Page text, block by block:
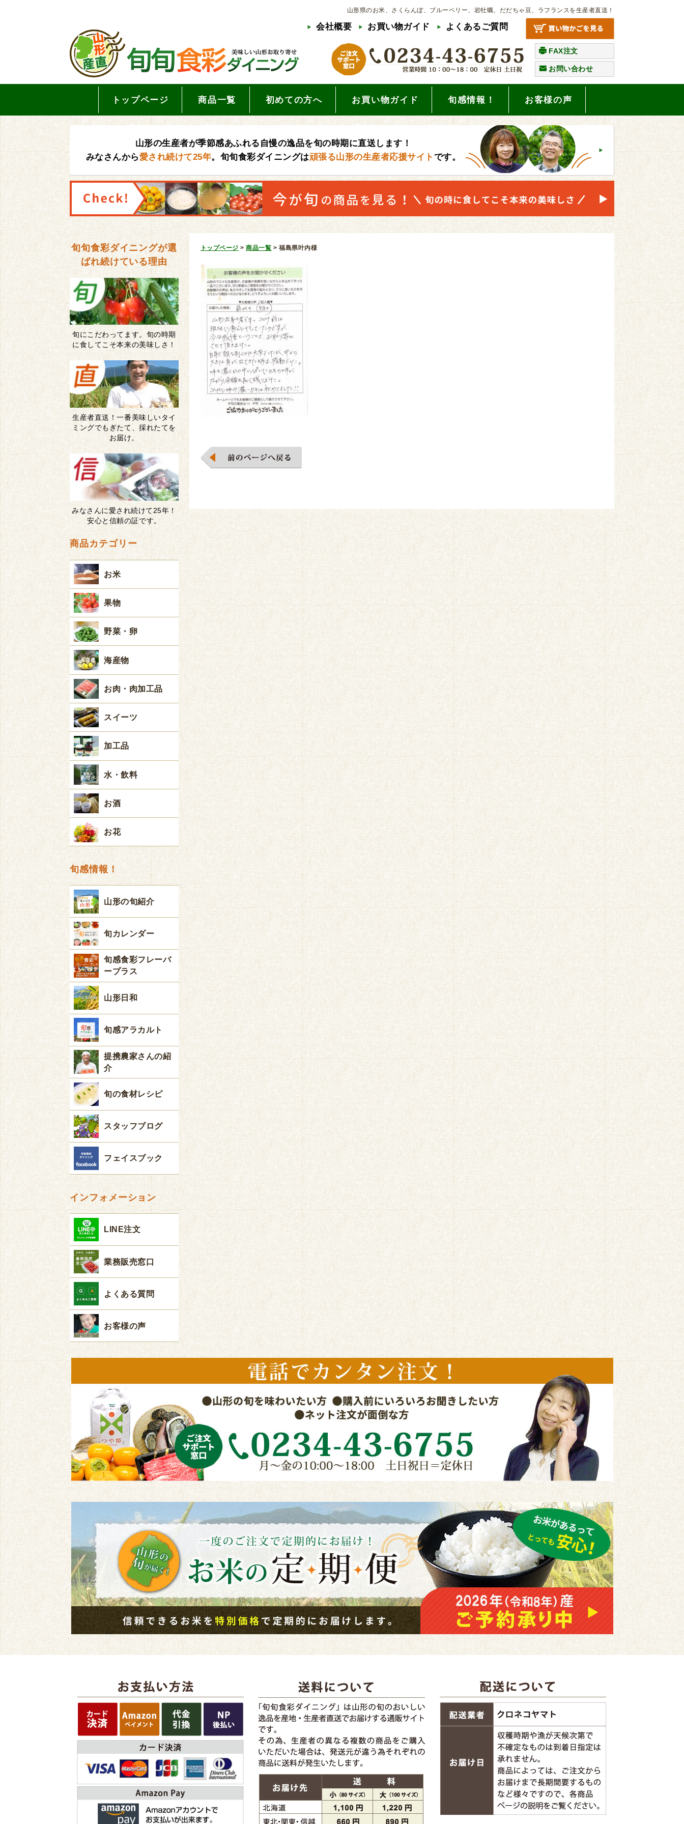
山形県のお米、さくらんぼ、ブルーベリー、岩牡蠣、だだちゃ豆、ラフランスを生産者直送！
会社概要 お買い物ガイド よくあるご質問
FAX注文
お問い合わせ
トップページ 商品一覧 初めての方へ お買い物ガイド 旬感情報！ お客様の声
山形の生産者が季節感あふれる自慢の逸品を旬の時期に直送します！
みなさんから愛され続けて25年。旬旬食彩ダイニングは頑張る山形の生産者応援サイト です。
トップページ >商品一覧 > 福島県叶内様
旬旬食彩ダイニングが選
ばれ続けている理由
旬にこだわってます。旬の時期
に食してこそ本来の美味しさ！
生産者直送！一番美味しいタイ
ミングでもぎたて、採れたてを
お届け。
みなさんに愛され続けて25年！
安心と信頼の証です。
商品カテゴリー
お米
果物
野菜・卵
海産物
お肉・肉加工品
スイーツ
加工品
水・飲料
お酒
お花
旬感情報！
山形の旬紹介
旬カレンダー
旬感食彩フレーバ
ープラス
山形日和
旬感アラカルト
提携農家さんの紹
介
旬の食材レシピ
スタッフブログ
フェイスブック
インフォメーション
LINE注文
業務販売窓口
よくある質問
お客様の声